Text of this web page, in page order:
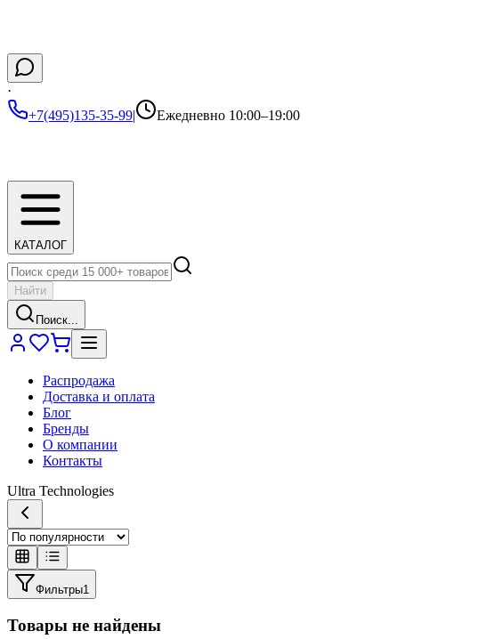
·
+7(495)135-35-99| Ежедневно 10:00–19:00
КАТАЛОГ
Найти
Поиск...
Распродажа
Доставка и оплата
Блог
Бренды
О компании
Контакты
Ultra Technologies
Фильтры1
Товары не найдены